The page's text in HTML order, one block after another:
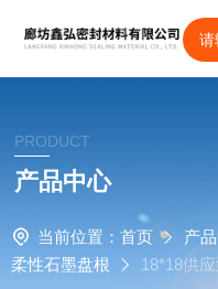
PRODUCT
产品中心
当前位置： 首页 产
柔性石墨盘根
18*18供